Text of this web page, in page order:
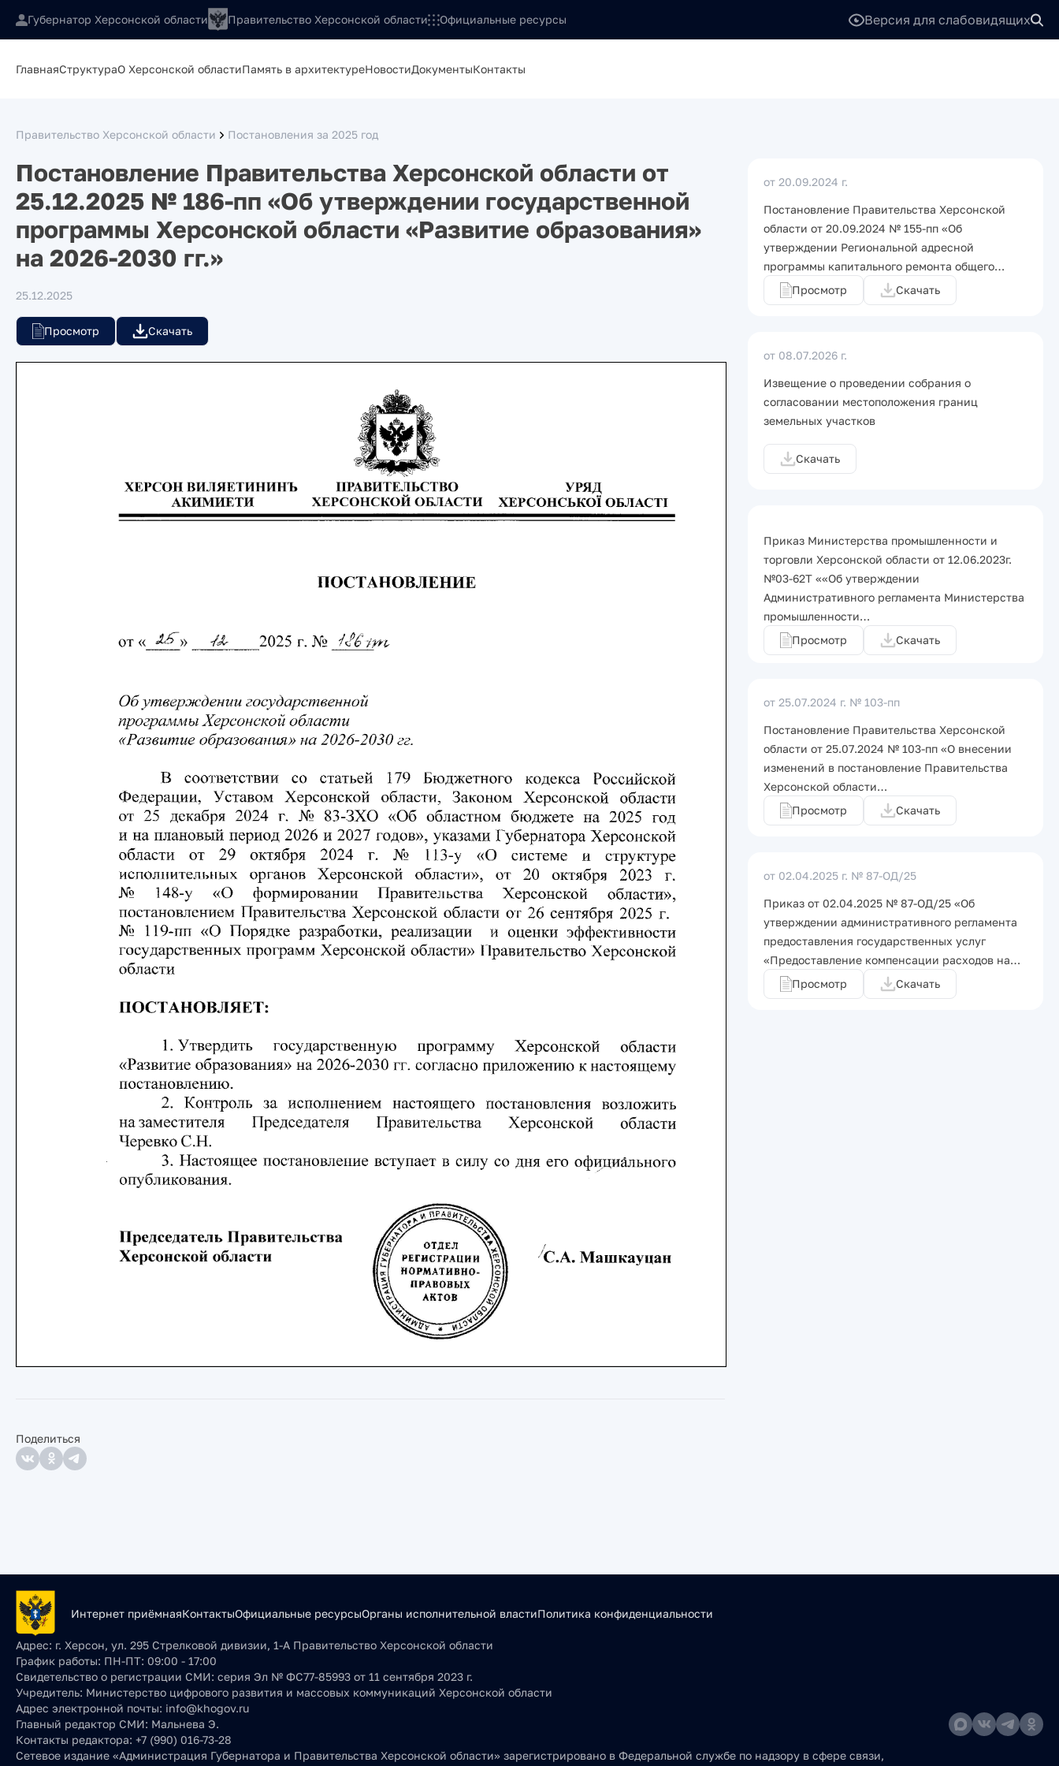
Губернатор Херсонской области Правительство Херсонской области Официальные ресурсы Версия для слабовидящих
ГлавнаяСтруктураО Херсонской областиПамять в архитектуреНовостиДокументыКонтакты
Правительство Херсонской области Постановления за 2025 год
Постановление Правительства Херсонской области от
25.12.2025 № 186-пп «Об утверждении государственной
программы Херсонской области «Развитие образования»
на 2026-2030 гг.»
25.12.2025
Просмотр Скачать
Поделиться
от 20.09.2024 г.
Постановление Правительства Херсонской
области от 20.09.2024 № 155-пп «Об
утверждении Региональной адресной
программы капитального ремонта общего…
Просмотр
Скачать
от 08.07.2026 г.
Извещение о проведении собрания о
согласовании местоположения границ
земельных участков
Скачать
Приказ Министерства промышленности и
торговли Херсонской области от 12.06.2023г.
№03-62Т ««Об утверждении
Административного регламента Министерства
промышленности…
Просмотр
Скачать
от 25.07.2024 г. № 103-пп
Постановление Правительства Херсонской
области от 25.07.2024 № 103-пп «О внесении
изменений в постановление Правительства
Херсонской области…
Просмотр
Скачать
от 02.04.2025 г. № 87-ОД/25
Приказ от 02.04.2025 № 87-ОД/25 «Об
утверждении административного регламента
предоставления государственных услуг
«Предоставление компенсации расходов на…
Просмотр
Скачать
Интернет приёмнаяКонтактыОфициальные ресурсыОрганы исполнительной властиПолитика конфиденциальности
Адрес: г. Херсон, ул. 295 Стрелковой дивизии, 1-А Правительство Херсонской области
График работы: ПН-ПТ: 09:00 - 17:00
Свидетельство о регистрации СМИ: серия Эл № ФС77-85993 от 11 сентября 2023 г.
Учредитель: Министерство цифрового развития и массовых коммуникаций Херсонской области
Адрес электронной почты: info@khogov.ru
Главный редактор СМИ: Мальнева Э.
Контакты редактора: +7 (990) 016-73-28
Сетевое издание «Администрация Губернатора и Правительства Херсонской области» зарегистрировано в Федеральной службе по надзору в сфере связи,